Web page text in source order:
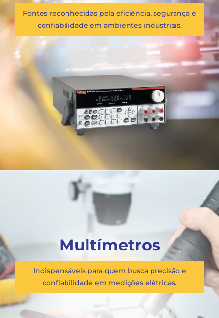
Fontes reconhecidas pela eficiência, segurança e
confiabilidade em ambientes industriais.
Multímetros
Indispensáveis para quem busca precisão e
confiabilidade em medições elétricas.